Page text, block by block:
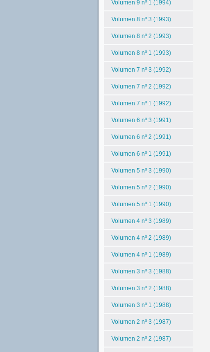
Volumen 9 nº 1 (1994)
Volumen 8 nº 3 (1993)
Volumen 8 nº 2 (1993)
Volumen 8 nº 1 (1993)
Volumen 7 nº 3 (1992)
Volumen 7 nº 2 (1992)
Volumen 7 nº 1 (1992)
Volumen 6 nº 3 (1991)
Volumen 6 nº 2 (1991)
Volumen 6 nº 1 (1991)
Volumen 5 nº 3 (1990)
Volumen 5 nº 2 (1990)
Volumen 5 nº 1 (1990)
Volumen 4 nº 3 (1989)
Volumen 4 nº 2 (1989)
Volumen 4 nº 1 (1989)
Volumen 3 nº 3 (1988)
Volumen 3 nº 2 (1988)
Volumen 3 nº 1 (1988)
Volumen 2 nº 3 (1987)
Volumen 2 nº 2 (1987)